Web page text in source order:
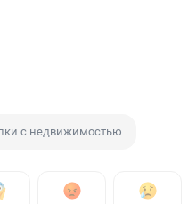
с недвижимостью